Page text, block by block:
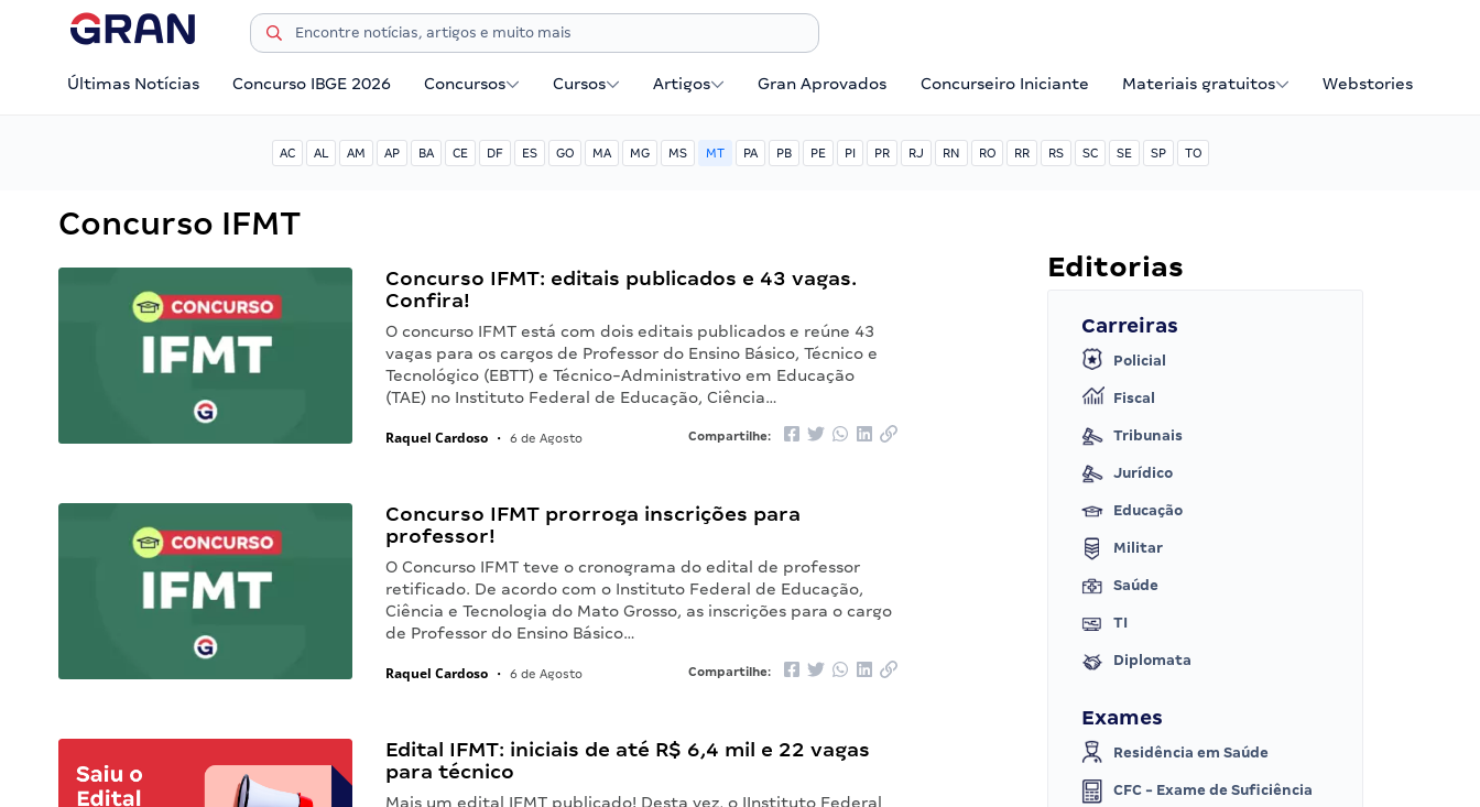
Últimas Notícias Concurso IBGE 2026 Concursos Cursos Artigos Gran Aprovados Concurseiro Iniciante Materiais gratuitos Webstories
AC AL AM AP BA CE DF ES GO MA MG MS MT PA PB PE PI PR RJ RN RO RR RS SC SE SP TO
Concurso IFMT
Concurso IFMT: editais publicados e 43 vagas.
Confira!
O concurso IFMT está com dois editais publicados e reúne 43
vagas para os cargos de Professor do Ensino Básico, Técnico e
Tecnológico (EBTT) e Técnico-Administrativo em Educação
(TAE) no Instituto Federal de Educação, Ciência…
Raquel Cardoso • 6 de Agosto Compartilhe:
Concurso IFMT prorroga inscrições para
professor!
O Concurso IFMT teve o cronograma do edital de professor
retificado. De acordo com o Instituto Federal de Educação,
Ciência e Tecnologia do Mato Grosso, as inscrições para o cargo
de Professor do Ensino Básico…
Raquel Cardoso • 6 de Agosto Compartilhe:
Edital IFMT: iniciais de até R$ 6,4 mil e 22 vagas
para técnico
Mais um edital IFMT publicado! Desta vez, o IInstituto Federal
Editorias
Carreiras
Policial
Fiscal
Tribunais
Jurídico
Educação
Militar
Saúde
TI
Diplomata
Exames
Residência em Saúde
CFC - Exame de Suficiência